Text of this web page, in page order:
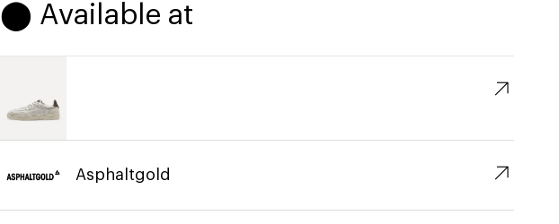
⬤ Available at
↗︎
Asphaltgold ↗︎